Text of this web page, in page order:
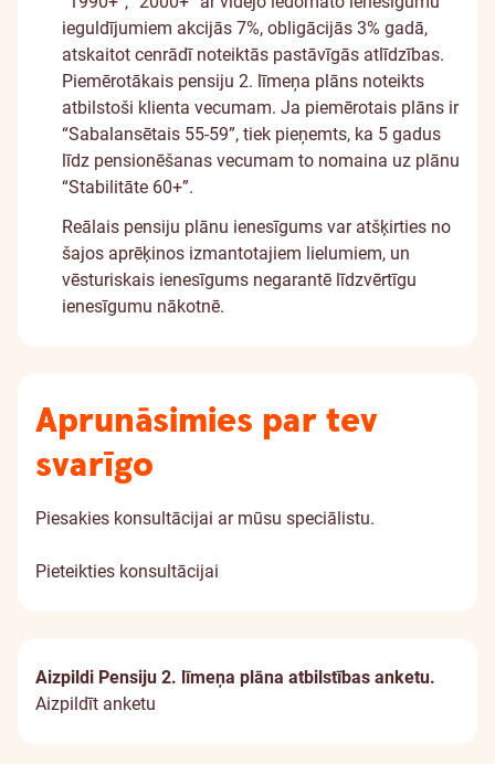
ieguldījumiem akcijās 7%, obligācijās 3% gadā,
atskaitot cenrādī noteiktās pastāvīgās atlīdzības.
Piemērotākais pensiju 2. līmeņa plāns noteikts
atbilstoši klienta vecumam. Ja piemērotais plāns ir
“Sabalansētais 55-59”, tiek pieņemts, ka 5 gadus
līdz pensionēšanas vecumam to nomaina uz plānu
“Stabilitāte 60+”.
Reālais pensiju plānu ienesīgums var atšķirties no
šajos aprēķinos izmantotajiem lielumiem, un
vēsturiskais ienesīgums negarantē līdzvērtīgu
ienesīgumu nākotnē.
Aprunāsimies par tev
svarīgo
Piesakies konsultācijai ar mūsu speciālistu.
Pieteikties konsultācijai
Aizpildi Pensiju 2. līmeņa plāna atbilstības anketu.
Aizpildīt anketu